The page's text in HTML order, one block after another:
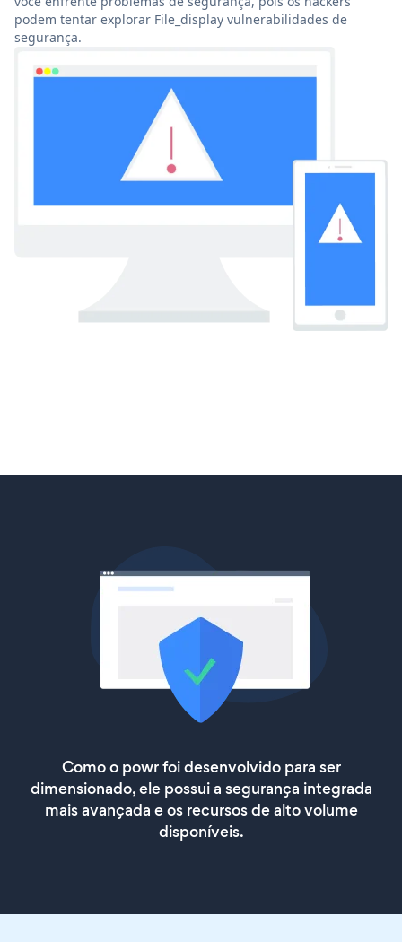
podem tentar explorar File_display vulnerabilidades de
segurança.
Como o powr foi desenvolvido para ser
dimensionado, ele possui a segurança integrada
mais avançada e os recursos de alto volume
disponíveis.